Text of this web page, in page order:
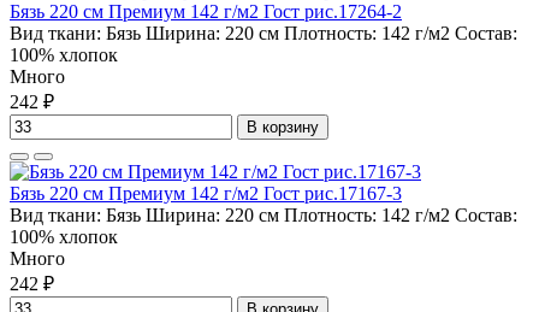
Бязь 220 см Премиум 142 г/м2 Гост рис.17264-2
Вид ткани: Бязь Ширина: 220 см Плотность: 142 г/м2 Состав:
100% хлопок
Много
242 ₽
В корзину
Бязь 220 см Премиум 142 г/м2 Гост рис.17167-3
Вид ткани: Бязь Ширина: 220 см Плотность: 142 г/м2 Состав:
100% хлопок
Много
242 ₽